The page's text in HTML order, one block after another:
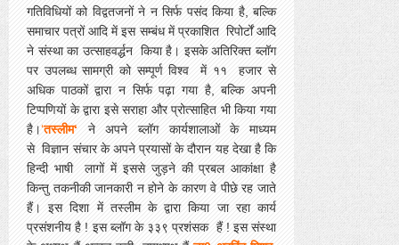
गतिविधियों को विद्वतजनों ने न सिर्फ पसंद किया है, बल्कि
समाचार पत्रों आदि में इस सम्बंध में प्रकाशित रिपोर्टों आदि
ने संस्था का उत्साहवर्द्धन किया है। इसके अतिरिक्त ब्लॉग
पर उपलब्ध सामग्री को सम्पूर्ण विश्व में ११ हजार से
अधिक पाठकों द्वारा न सिर्फ पढ़ा गया है, बल्कि अपनी
टिप्पणियों के द्वारा इसे सराहा और प्रोत्साहित भी किया गया
है।‘तस्लीम‘ ने अपने ब्लॉग कार्यशालाओं के माध्यम
से विज्ञान संचार के अपने प्रयासों के दौरान यह देखा है कि
हिन्दी भाषी लागों में इससे जुड़ने की प्रबल आकांक्षा है
किन्तु तकनीकी जानकारी न होने के कारण वे पीछे रह जाते
हैं। इस दिशा में तस्लीम के द्वारा किया जा रहा कार्य
प्रसंशनीय है ! इस ब्लॉग के ३३९ प्रशंसक हैं ! इस संस्था